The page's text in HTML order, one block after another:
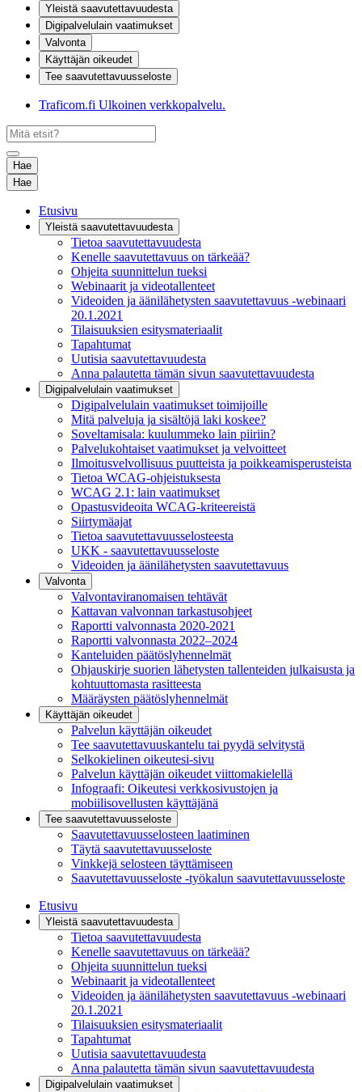
Yleistä saavutettavuudesta
Digipalvelulain vaatimukset
Valvonta
Käyttäjän oikeudet
Tee saavutettavuusseloste
Traficom.fi Ulkoinen verkkopalvelu.
Hae
Hae
Etusivu
Yleistä saavutettavuudesta
Tietoa saavutettavuudesta
Kenelle saavutettavuus on tärkeää?
Ohjeita suunnittelun tueksi
Webinaarit ja videotallenteet
Videoiden ja äänilähetysten saavutettavuus -webinaari
20.1.2021
Tilaisuuksien esitysmateriaalit
Tapahtumat
Uutisia saavutettavuudesta
Anna palautetta tämän sivun saavutettavuudesta
Digipalvelulain vaatimukset
Digipalvelulain vaatimukset toimijoille
Mitä palveluja ja sisältöjä laki koskee?
Soveltamisala: kuulummeko lain piiriin?
Palvelukohtaiset vaatimukset ja velvoitteet
Ilmoitusvelvollisuus puutteista ja poikkeamisperusteista
Tietoa WCAG-ohjeistuksesta
WCAG 2.1: lain vaatimukset
Opastusvideoita WCAG-kriteereistä
Siirtymäajat
Tietoa saavutettavuusselosteesta
UKK - saavutettavuusseloste
Videoiden ja äänilähetysten saavutettavuus
Valvonta
Valvontaviranomaisen tehtävät
Kattavan valvonnan tarkastusohjeet
Raportti valvonnasta 2020-2021
Raportti valvonnasta 2022–2024
Kanteluiden päätöslyhennelmät
Ohjauskirje suorien lähetysten tallenteiden julkaisusta ja
kohtuuttomasta rasitteesta
Määräysten päätöslyhennelmät
Käyttäjän oikeudet
Palvelun käyttäjän oikeudet
Tee saavutettavuuskantelu tai pyydä selvitystä
Selkokielinen oikeutesi-sivu
Palvelun käyttäjän oikeudet viittomakielellä
Infograafi: Oikeutesi verkkosivustojen ja
mobiilisovellusten käyttäjänä
Tee saavutettavuusseloste
Saavutettavuus­selosteen laatiminen
Täytä saavutettavuusseloste
Vinkkejä selosteen täyttämiseen
Saavutettavuusseloste -työkalun saavutettavuusseloste
Etusivu
Yleistä saavutettavuudesta
Tietoa saavutettavuudesta
Kenelle saavutettavuus on tärkeää?
Ohjeita suunnittelun tueksi
Webinaarit ja videotallenteet
Videoiden ja äänilähetysten saavutettavuus -webinaari
20.1.2021
Tilaisuuksien esitysmateriaalit
Tapahtumat
Uutisia saavutettavuudesta
Anna palautetta tämän sivun saavutettavuudesta
Digipalvelulain vaatimukset